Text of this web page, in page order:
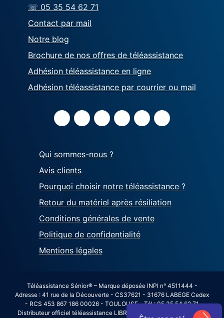
☏ 05 35 54 62 71
Contact par mail
Notre blog
Brochure de nos offres de téléassistance
Adhésion téléassistance en ligne
Adhésion téléassistance par courrier ou mail
Qui sommes-nous ?
Avis clients
Pourquoi choisir notre téléassistance ?
Retour du matériel après résiliation
Conditions générales de vente
Politique de confidentialité
Mentions légales
Téléassistance Sénior® – Marque déposée INPI n° 4511444 -
Adresse : 41 rue de la Découverte - CS37621 - 31676 LABEGE Cedex
- RCS 453 867 186 00026 - TOULOUSE - Tél : 05 35 54 62 71
Distributeur officiel téléassistance LIBRALERTE avec agrément SAP